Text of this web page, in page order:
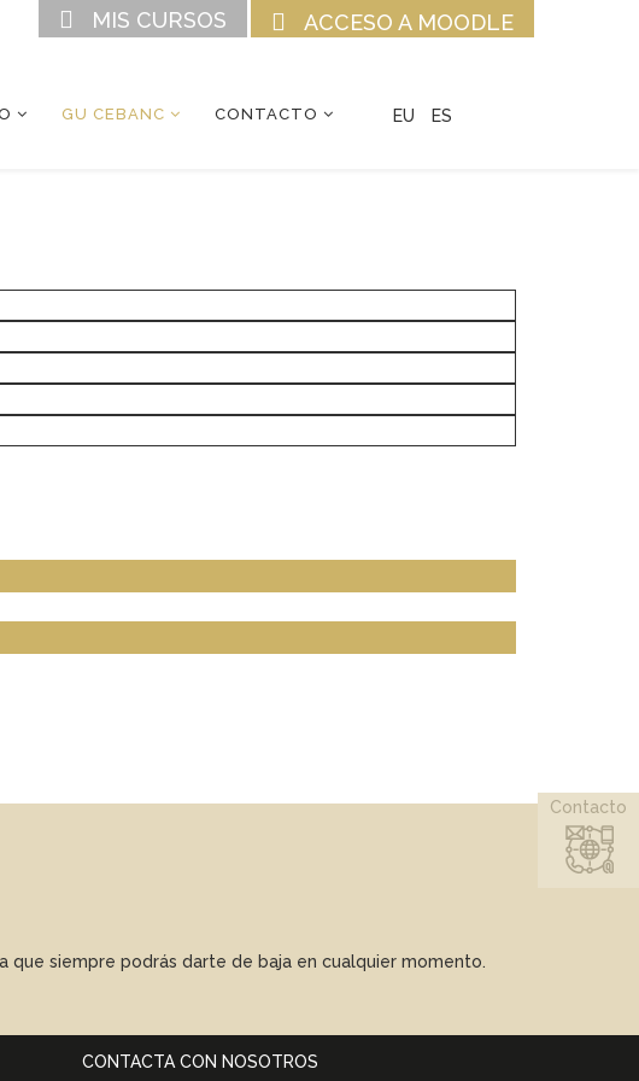
ACCESO A MOODLE
MIS CURSOS
GU CEBANC CONTACTO EU ES
siempre podrás darte de baja en cualquier momento.
CONTACTA CON NOSOTROS
Contacto